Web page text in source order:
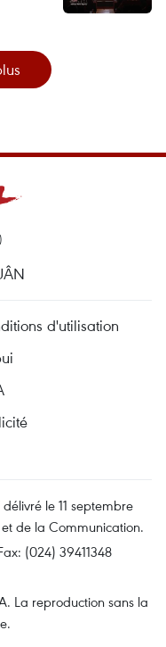
d'utilisation
le 11 septembre
de la Communication.
(024) 39411348
La reproduction sans la